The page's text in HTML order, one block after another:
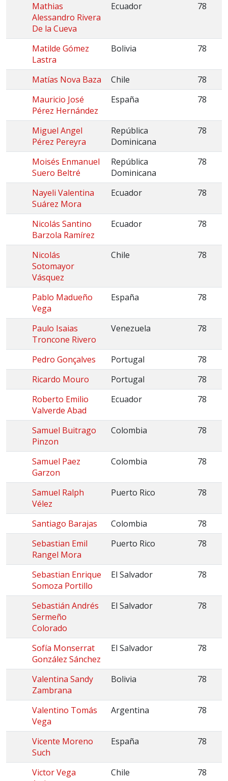
Mathias
Alessandro Rivera
De la Cueva
Ecuador 78
Matilde Gómez
Lastra
Bolivia 78
Matías Nova Baza Chile
78
Mauricio José
Pérez Hernández
España 78
Miguel Angel
Pérez Pereyra
República
Dominicana
78
Moisés Enmanuel
Suero Beltré
República
Dominicana
78
Nayeli Valentina
Suárez Mora
Ecuador 78
Nicolás Santino
Barzola Ramírez
Ecuador 78
Nicolás
Sotomayor
Vásquez
Chile 78
Pablo Madueño
Vega
España 78
Paulo Isaias
Troncone Rivero
Venezuela 78
Pedro Gonçalves Portugal
78
Ricardo Mouro
Portugal
78
Roberto Emilio
Valverde Abad
Ecuador 78
Samuel Buitrago
Pinzon
Colombia 78
Samuel Paez
Garzon
Colombia 78
Samuel Ralph
Vélez
Puerto Rico 78
Santiago Barajas Colombia
78
Sebastian Emil
Rangel Mora
Puerto Rico 78
Sebastian Enrique
Somoza Portillo
El Salvador 78
Sebastián Andrés
Sermeño
Colorado
El Salvador 78
Sofía Monserrat
González Sánchez
El Salvador 78
Valentina Sandy
Zambrana
Bolivia 78
Valentino Tomás
Vega
Argentina 78
Vicente Moreno
Such
España 78
Victor Vega
Chile 78